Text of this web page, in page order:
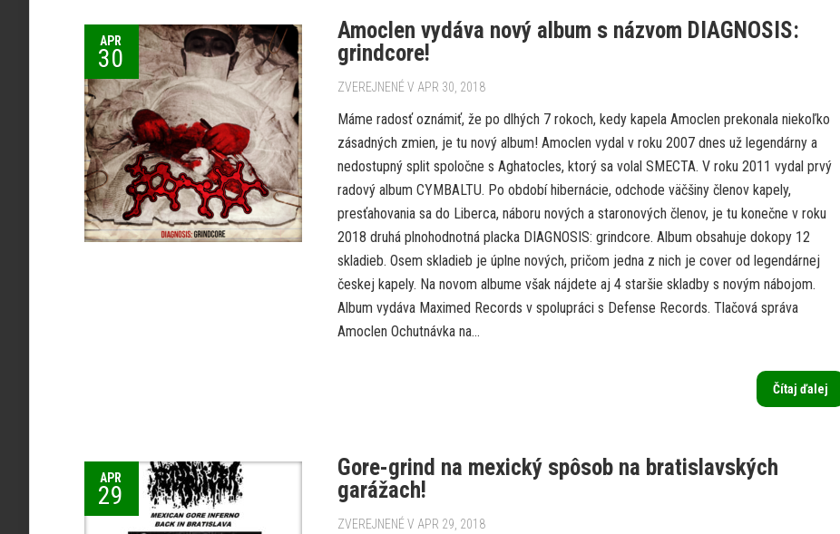
APR
30
Amoclen vydáva nový album s názvom DIAGNOSIS:
grindcore!
ZVEREJNENÉ V APR 30, 2018
Máme radosť oznámiť, že po dlhých 7 rokoch, kedy kapela Amoclen prekonala niekoľko
zásadných zmien, je tu nový album! Amoclen vydal v roku 2007 dnes už legendárny a
nedostupný split spoločne s Aghatocles, ktorý sa volal SMECTA. V roku 2011 vydal prvý
radový album CYMBALTU. Po období hibernácie, odchode väčšiny členov kapely,
presťahovania sa do Liberca, náboru nových a staronových členov, je tu konečne v roku
2018 druhá plnohodnotná placka DIAGNOSIS: grindcore. Album obsahuje dokopy 12
skladieb. Osem skladieb je úplne nových, pričom jedna z nich je cover od legendárnej
českej kapely. Na novom albume však nájdete aj 4 staršie skladby s novým nábojom.
Album vydáva Maximed Records v spolupráci s Defense Records. Tlačová správa
Amoclen Ochutnávka na...
Čítaj ďalej
APR
29
Gore-grind na mexický spôsob na bratislavských
garážach!
ZVEREJNENÉ V APR 29, 2018